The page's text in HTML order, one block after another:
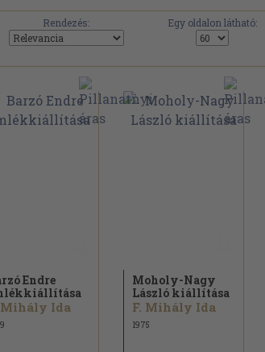
Rendezés:
Egy oldalon látható:
Endre
Mihály Ida
Moholy-Nagy
László kiállítása
F. Mihály Ida
1975